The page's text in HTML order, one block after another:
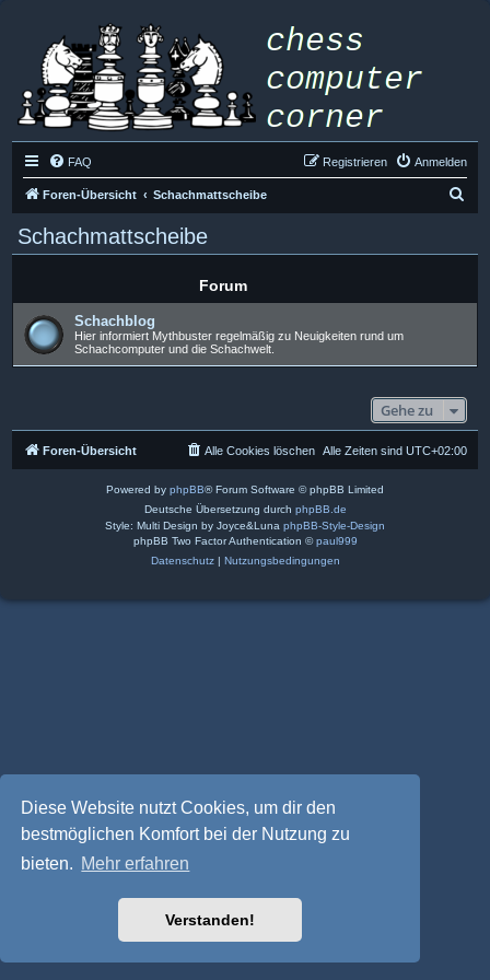
Diese Website nutzt Cookies, um dir den
bestmöglichen Komfort bei der Nutzung zu
bieten. Mehr erfahren
Verstanden!
FAQ Anmelden
Registrieren
Foren-Übersicht Schachmattscheibe
Schachmattscheibe
Forum
Schachblog
Hier informiert Mythbuster regelmäßig zu Neuigkeiten rund um
Schachcomputer und die Schachwelt.
Gehe zu
Foren-Übersicht Alle Zeiten sind UTC+02:00
Alle Cookies löschen
Powered by phpBB® Forum Software © phpBB Limited
Deutsche Übersetzung durch phpBB.de
Style: Multi Design by Joyce&Luna phpBB-Style-Design
phpBB Two Factor Authentication ©paul999
Datenschutz| Nutzungsbedingungen